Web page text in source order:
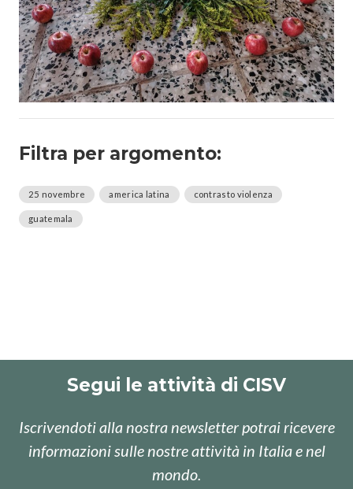
Filtra per argomento:
25 novembre america latina contrasto violenza
guatemala
Segui le attività di CISV
Iscrivendoti alla nostra newsletter potrai ricevere
informazioni sulle nostre attività in Italia e nel
mondo.